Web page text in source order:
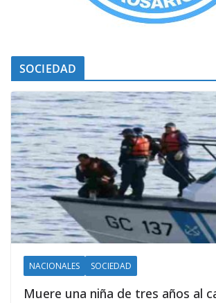
SOCIEDAD
NACIONALES SOCIEDAD
Muere una niña de tres años al